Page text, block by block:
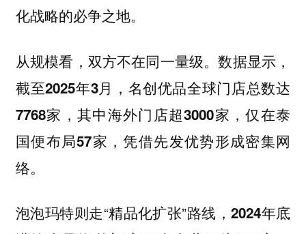
化战略的必争之地。
从规模看，双方不在同一量级。数据显示，
截至2025年3月，名创优品全球门店总数达
7768家，其中海外门店超3000家，仅在泰
国便布局57家，凭借先发优势形成密集网
络。
泡泡玛特则走“精品化扩张”路线，2024年底